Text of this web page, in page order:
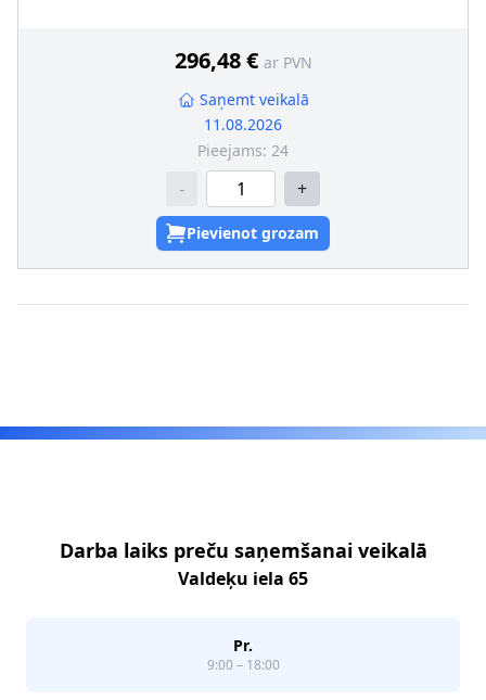
296,48 € ar PVN
Saņemt veikalā
11.08.2026
Pieejams: 24
- +
Pievienot grozam
Darba laiks preču saņemšanai veikalā
Valdeķu iela 65
Pr.
9:00 – 18:00